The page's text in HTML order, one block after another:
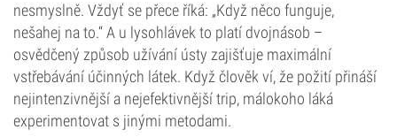
nesmyslně. Vždyť se přece říká: „Když něco funguje,
nešahej na to.“ A u lysohlávek to platí dvojnásob –
osvědčený způsob užívání ústy zajišťuje maximální
vstřebávání účinných látek. Když člověk ví, že požití přináší
nejintenzivnější a nejefektivnější trip, málokoho láká
experimentovat s jinými metodami.